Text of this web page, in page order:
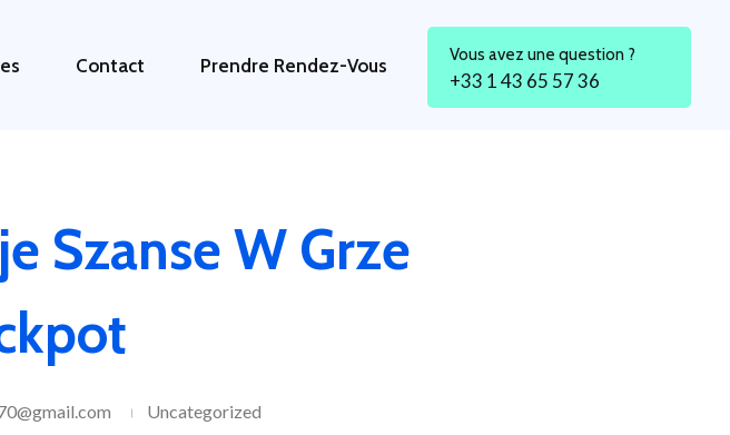
Contact Prendre Rendez-Vous Vous avez une question ?
+33 1 43 65 57 36
Szanse W Grze
Uncategorized